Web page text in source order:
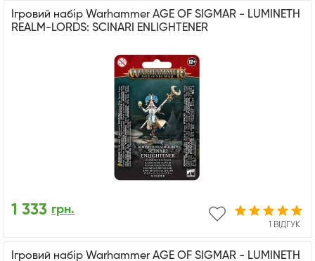
Ігровий набір Warhammer AGE OF SIGMAR - LUMINETH
REALM-LORDS: SCINARI ENLIGHTENER
1 ВІДГУК
1 333 грн.
Ігровий набір Warhammer AGE OF SIGMAR - LUMINETH